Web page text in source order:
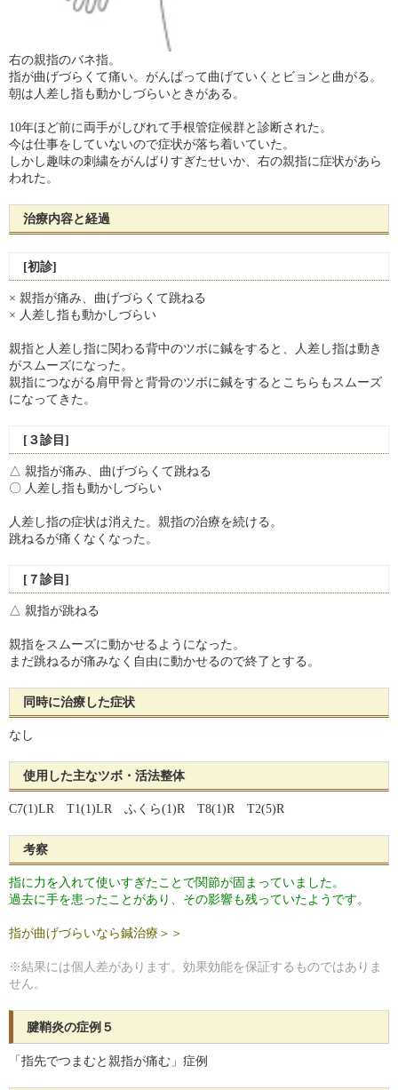
右の親指のバネ指。
指が曲げづらくて痛い。がんばって曲げていくとビョンと曲がる。
朝は人差し指も動かしづらいときがある。
10年ほど前に両手がしびれて手根管症候群と診断された。
今は仕事をしていないので症状が落ち着いていた。
しかし趣味の刺繍をがんばりすぎたせいか、右の親指に症状があら
われた。
治療内容と経過
[初診]
× 親指が痛み、曲げづらくて跳ねる
× 人差し指も動かしづらい
親指と人差し指に関わる背中のツボに鍼をすると、人差し指は動き
がスムーズになった。
親指につながる肩甲骨と背骨のツボに鍼をするとこちらもスムーズ
になってきた。
[３診目]
△ 親指が痛み、曲げづらくて跳ねる
〇 人差し指も動かしづらい
人差し指の症状は消えた。親指の治療を続ける。
跳ねるが痛くなくなった。
[７診目]
△ 親指が跳ねる
親指をスムーズに動かせるようになった。
まだ跳ねるが痛みなく自由に動かせるので終了とする。
同時に治療した症状
なし
使用した主なツボ・活法整体
C7(1)LR T1(1)LR ふくら(1)R T8(1)R T2(5)R
考察
指に力を入れて使いすぎたことで関節が固まっていました。
過去に手を患ったことがあり、その影響も残っていたようです。
指が曲げづらいなら鍼治療＞＞
※結果には個人差があります。効果効能を保証するものではありま
せん。
腱鞘炎の症例５
「指先でつまむと親指が痛む」症例